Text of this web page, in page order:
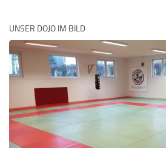
UNSER DOJO IM BILD